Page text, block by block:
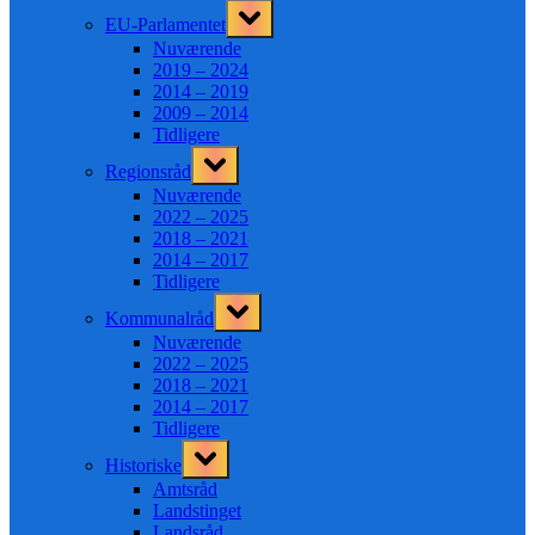
EU-Parlamentet
Toggle
sub-
menu
Nuværende
2019 – 2024
2014 – 2019
2009 – 2014
Tidligere
Regionsråd
Toggle
sub-
menu
Nuværende
2022 – 2025
2018 – 2021
2014 – 2017
Tidligere
Kommunalråd
Toggle
sub-
menu
Nuværende
2022 – 2025
2018 – 2021
2014 – 2017
Tidligere
Historiske
Toggle
sub-
menu
Amtsråd
Landstinget